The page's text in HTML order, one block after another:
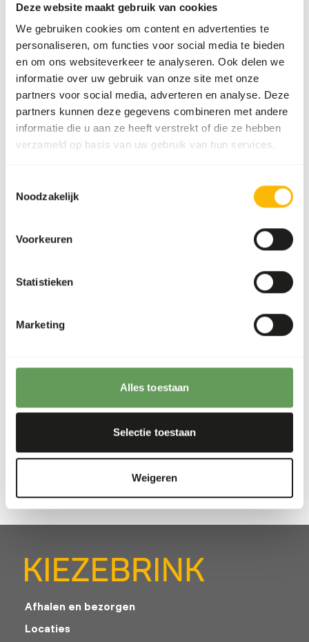
Deze website maakt gebruik van cookies
We gebruiken cookies om content en advertenties te
personaliseren, om functies voor social media te bieden
en om ons websiteverkeer te analyseren. Ook delen we
informatie over uw gebruik van onze site met onze
partners voor social media, adverteren en analyse. Deze
partners kunnen deze gegevens combineren met andere
informatie die u aan ze heeft verstrekt of die ze hebben
verzameld op basis van uw gebruik van hun services.
Noodzakelijk
Voorkeuren
Statistieken
Marketing
Alles toestaan
Selectie toestaan
Weigeren
Corresponding self-filling syringe including needle to inject
fish eater liquid into feed fish. This is a very durable
well.
Artikelnummer
Dk111
Verkoopeenheid
per stuk
Voorraadstatus
Uit voorraad leverbaar
Details
Merk Kiezebrink
Voedingsadvies
Afhalen en bezorgen
Locaties